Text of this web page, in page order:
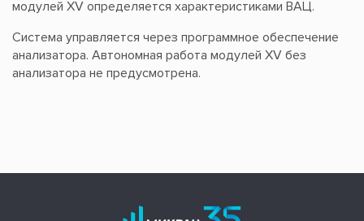
модулей XV определяется характеристиками ВАЦ.
Система управляется через программное обеспечение
анализатора. Автономная работа модулей XV без
анализатора не предусмотрена.